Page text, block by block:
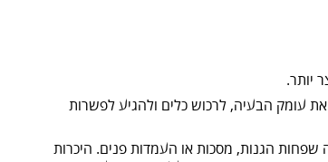
יותר.
עומק הבעיה, לרכוש כלים ולהגיע לפשרות
שפחות הגנות, מסכות או העמדות פנים. היכרות